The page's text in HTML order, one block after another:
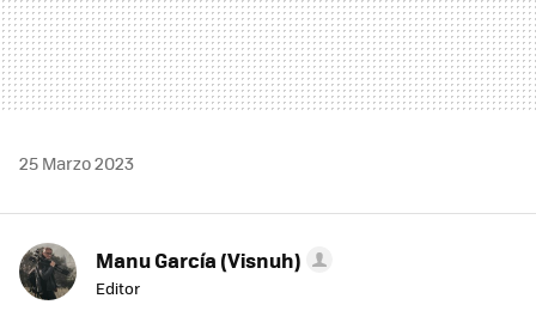
25 Marzo 2023
Manu García (Visnuh)
Editor